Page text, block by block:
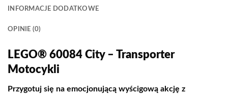
INFORMACJE DODATKOWE
OPINIE (0)
LEGO® 60084 City – Transporter
Motocykli
Przygotuj się na emocjonującą wyścigową akcję z